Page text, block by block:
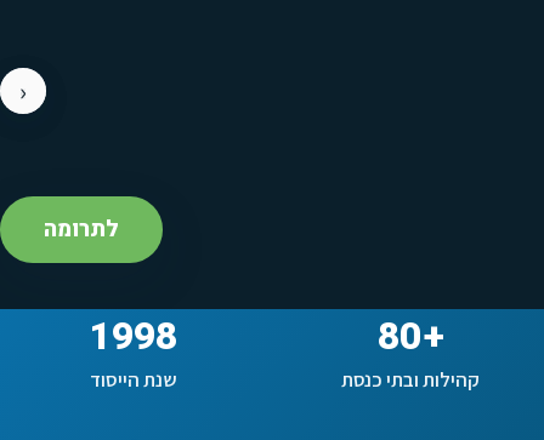
לתרומה
‹›
1998
שנת הייסוד
80+
קהילות ובתי כנסת